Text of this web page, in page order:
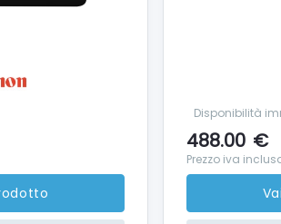
circa 380 g/m2, oppure spessore
Disponibilità
488.00 €
Prezzo iva